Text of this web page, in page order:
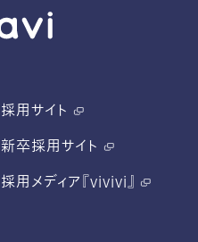
採用サイト
新卒採用サイト
採用メディア『vivivi』